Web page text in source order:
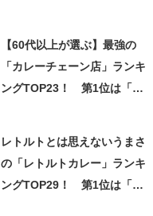
【60代以上が選ぶ】最強の
「カレーチェーン店」ランキ
ングTOP23！ 第1位は「カ
レトルトとは思えないうまさ
の「レトルトカレー」ランキ
ングTOP29！ 第1位は「ジ